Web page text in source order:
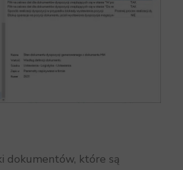
dokumentów, które są